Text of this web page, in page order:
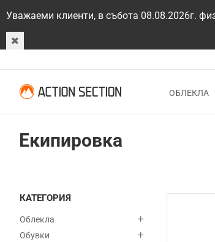
Уважаеми клиенти, в събота 08.08.2026г.
ОБЛЕКЛА
Екипировка
КАТЕГОРИЯ
Облекла
Обувки